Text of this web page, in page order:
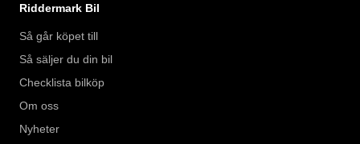
Riddermark Bil
Så går köpet till
Så säljer du din bil
Checklista bilköp
Om oss
Nyheter